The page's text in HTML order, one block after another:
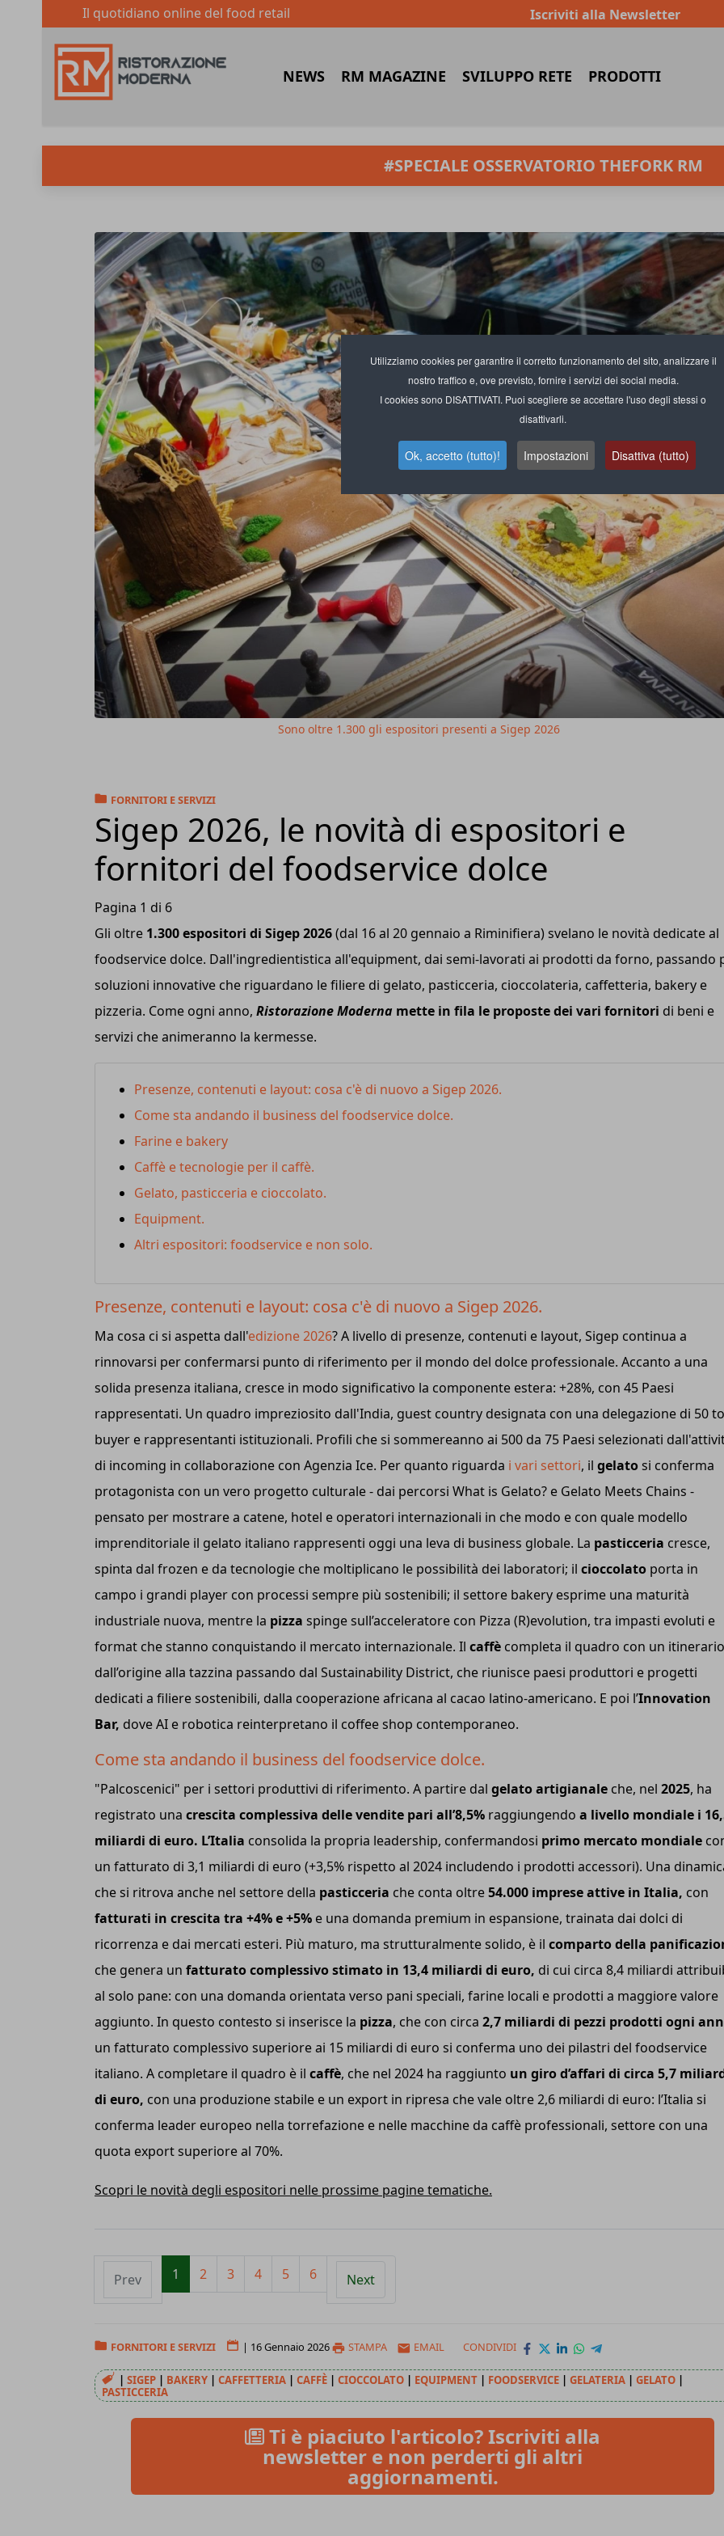
Utilizziamo cookies per garantire il corretto funzionamento del sito, analizzare il
nostro traffico e, ove previsto, fornire i servizi dei social media.
I cookies sono DISATTIVATI. Puoi scegliere se accettare l'uso degli stessi o
disattivarli.
Ok, accetto (tutto)! Impostazioni Disattiva (tutto)
Il quotidiano online del food retail Iscriviti alla Newsletter
NEWS RM MAGAZINE SVILUPPO RETE PRODOTTI
#SPECIALE OSSERVATORIO THEFORK RM
Sono oltre 1.300 gli espositori presenti a Sigep 2026
FORNITORI E SERVIZI
Sigep 2026, le novità di espositori e
fornitori del foodservice dolce
Pagina 1 di 6
Gli oltre 1.300 espositori di Sigep 2026(dal 16 al 20 gennaio a Riminifiera) svelano le novità dedicate al
foodservice dolce. Dall'ingredientistica all'equipment, dai semi-lavorati ai prodotti da forno, passando
soluzioni innovative che riguardano le filiere di gelato, pasticceria, cioccolateria, caffetteria, bakery e
pizzeria. Come ogni anno, Ristorazione Moderna mette in fila le proposte dei vari fornitori di beni e
servizi che animeranno la kermesse.
Presenze, contenuti e layout: cosa c'è di nuovo a Sigep 2026.
Come sta andando il business del foodservice dolce.
Farine e bakery
Caffè e tecnologie per il caffè.
Gelato, pasticceria e cioccolato.
Equipment.
Altri espositori: foodservice e non solo.
Presenze, contenuti e layout: cosa c'è di nuovo a Sigep 2026.
Ma cosa ci si aspetta dall'edizione 2026? A livello di presenze, contenuti e layout, Sigep continua a
rinnovarsi per confermarsi punto di riferimento per il mondo del dolce professionale. Accanto a una
solida presenza italiana, cresce in modo significativo la componente estera: +28%, con 45 Paesi
rappresentati. Un quadro impreziosito dall'India, guest country designata con una delegazione di 50
buyer e rappresentanti istituzionali. Profili che si sommereanno ai 500 da 75 Paesi selezionati
di incoming in collaborazione con Agenzia Ice. Per quanto riguarda i vari settori, il gelatosi conferma
protagonista con un vero progetto culturale - dai percorsi What is Gelato? e Gelato Meets Chains -
pensato per mostrare a catene, hotel e operatori internazionali in che modo e con quale modello
imprenditoriale il gelato italiano rappresenti oggi una leva di business globale. La pasticceria cresce,
spinta dal frozen e da tecnologie che moltiplicano le possibilità dei laboratori; il cioccolato porta in
campo i grandi player con processi sempre più sostenibili; il settore bakery esprime una maturità
industriale nuova, mentre la pizza spinge sull’acceleratore con Pizza (R)evolution, tra impasti evoluti e
format che stanno conquistando il mercato internazionale. Il caffè completa il quadro con un itinerario
dall’origine alla tazzina passando dal Sustainability District, che riunisce paesi produttori e progetti
dedicati a filiere sostenibili, dalla cooperazione africana al cacao latino-americano. E poi l’Innovation
Bar, dove AI e robotica reinterpretano il coffee shop contemporaneo.
Come sta andando il business del foodservice dolce.
"Palcoscenici" per i settori produttivi di riferimento. A partire dal gelato artigianale che, nel 2025, ha
registrato una crescita complessiva delle vendite pari all’8,5% raggiungendo a livello mondiale i
miliardi di euro. L’Italia consolida la propria leadership, confermandosi primo mercato mondiale
un fatturato di 3,1 miliardi di euro (+3,5% rispetto al 2024 includendo i prodotti accessori). Una
che si ritrova anche nel settore della pasticceria che conta oltre54.000 imprese attive in Italia, con
fatturati in crescita tra +4% e +5% e una domanda premium in espansione, trainata dai dolci di
ricorrenza e dai mercati esteri. Più maturo, ma strutturalmente solido, è il comparto della
che genera un fatturato complessivo stimato in 13,4 miliardi di euro, di cui circa 8,4 miliardi
al solo pane: con una domanda orientata verso pani speciali, farine locali e prodotti a maggiore valore
aggiunto. In questo contesto si inserisce la pizza, che con circa 2,7 miliardi di pezzi prodotti ogni
un fatturato complessivo superiore ai 15 miliardi di euro si conferma uno dei pilastri del foodservice
italiano. A completare il quadro è il caffè, che nel 2024 ha raggiunto un giro d’affari di circa 5,7
di euro, con una produzione stabile e un export in ripresa che vale oltre 2,6 miliardi di euro: l’Italia si
conferma leader europeo nella torrefazione e nelle macchine da caffè professionali, settore con una
quota export superiore al 70%.
Scopri le novità degli espositori nelle prossime pagine tematiche.
Prev 1 2 3 4 5 6 Next
FORNITORI E SERVIZI | 16 Gennaio 2026 STAMPA EMAIL CONDIVIDI
SIGEP BAKERY CAFFETTERIA CAFFÈ CIOCCOLATO EQUIPMENT FOODSERVICE GELATERIA GELATO
PASTICCERIA
Ti è piaciuto l'articolo? Iscriviti alla
newsletter e non perderti gli altri
aggiornamenti.